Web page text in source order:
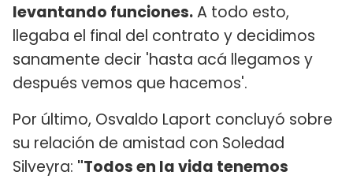
levantando funciones.A todo esto,
llegaba el final del contrato y decidimos
sanamente decir 'hasta acá llegamos y
después vemos que hacemos'.
Por último, Osvaldo Laport concluyó sobre
su relación de amistad con Soledad
Silveyra: "Todos en la vida tenemos